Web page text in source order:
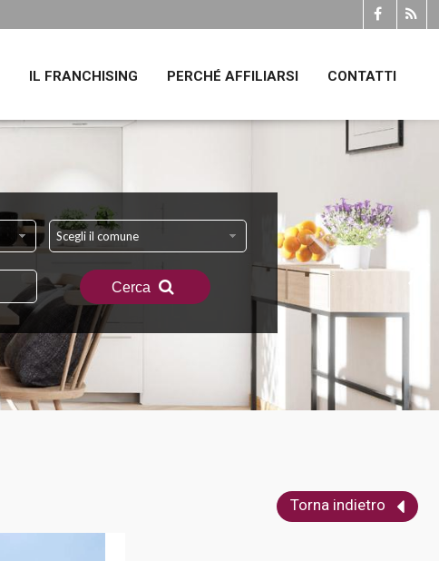
IL FRANCHISING PERCHÉ AFFILIARSI CONTATTI
Scegli il comune
Cerca
Torna indietro